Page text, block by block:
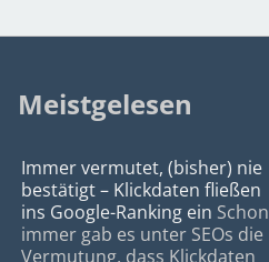
Meistgelesen
Immer vermutet, (bisher) nie
bestätigt – Klickdaten fließen
ins Google-Ranking ein Schon
immer gab es unter SEOs die
Vermutung, dass Klickdaten